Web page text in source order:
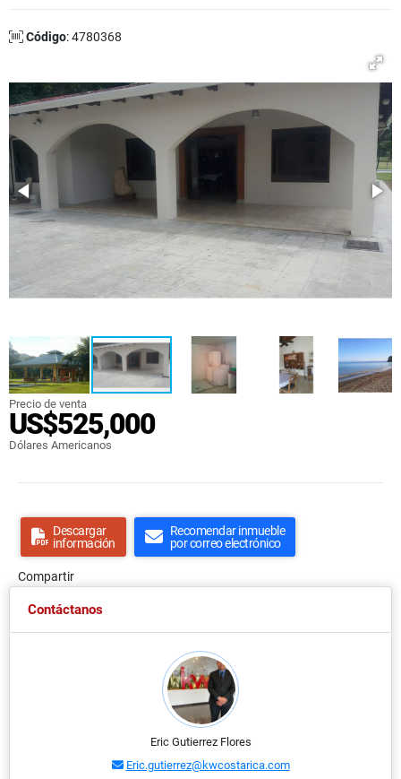
Código: 4780368
Precio de venta
US$525,000
Dólares Americanos
Descargar
información
Recomendar inmueble
por correo electrónico
Compartir
Contáctanos
Eric Gutierrez Flores
Eric.gutierrez@kwcostarica.com